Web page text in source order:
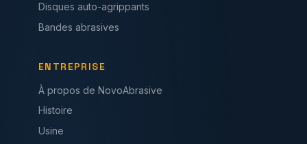
Disques auto-agrippants
Bandes abrasives
ENTREPRISE
À propos de NovoAbrasive
Histoire
Usine